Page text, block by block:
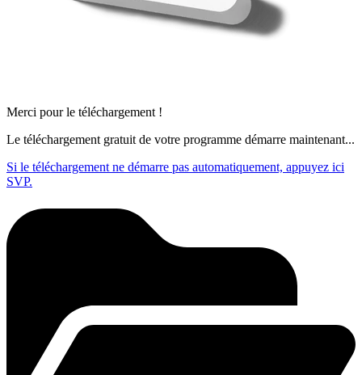
Merci pour le téléchargement !
Le téléchargement gratuit de votre programme démarre maintenant...
Si le téléchargement ne démarre pas automatiquement, appuyez ici
SVP.